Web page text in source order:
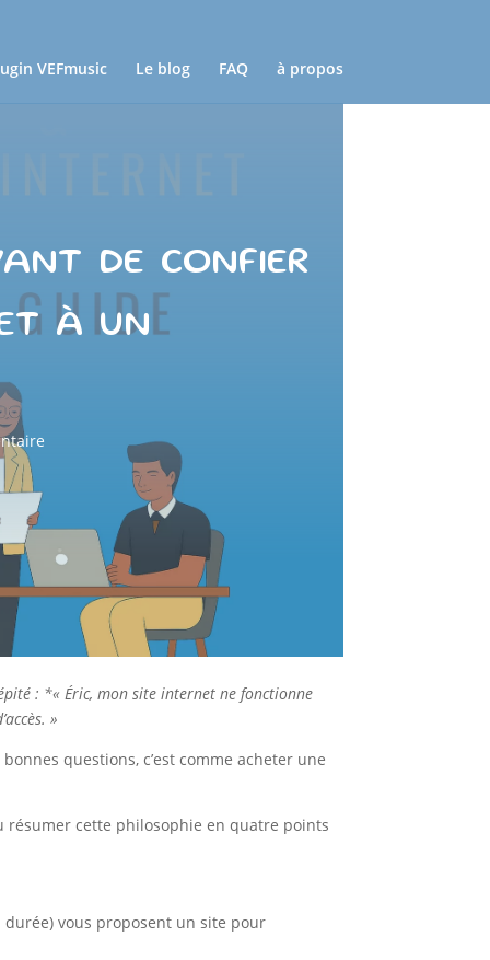
VEFmusic Le blog FAQ à propos
de confier
à un
: *« Éric, mon site internet ne fonctionne
»
questions, c’est comme acheter une
résumer cette philosophie en quatre points
vous proposent un site pour